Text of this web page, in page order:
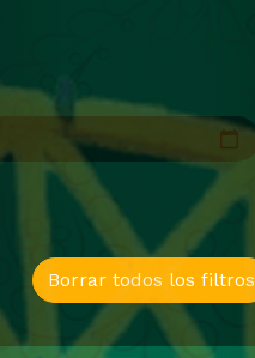
Borrar todos los filtros